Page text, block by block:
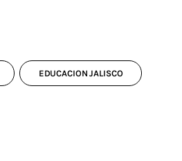
EDUCACION JALISCO